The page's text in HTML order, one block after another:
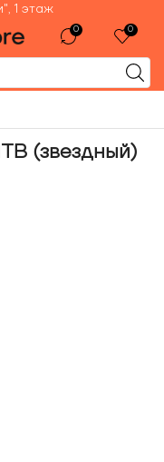
1 этаж
0 0
(звездный)